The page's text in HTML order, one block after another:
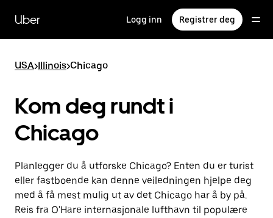
hovedinnholdet
Uber Logg inn Registrer deg
USA>Illinois>Chicago
Kom deg rundt i
Chicago
Planlegger du å utforske Chicago? Enten du er turist
eller fastboende kan denne veiledningen hjelpe deg
med å få mest mulig ut av det Chicago har å by på.
Reis fra O'Hare internasjonale lufthavn til populære